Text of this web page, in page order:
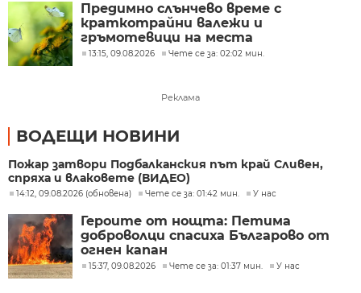
Предимно слънчево време с
краткотрайни валежи и
гръмотевици на места
13:15, 09.08.2026 Чете се за: 02:02 мин.
Реклама
ВОДЕЩИ НОВИНИ
Пожар затвори Подбалканския път край Сливен,
спряха и влаковете (ВИДЕО)
14:12, 09.08.2026 (обновена) Чете се за: 01:42 мин. У нас
Героите от нощта: Петима
доброволци спасиха Българово от
огнен капан
15:37, 09.08.2026 Чете се за: 01:37 мин. У нас